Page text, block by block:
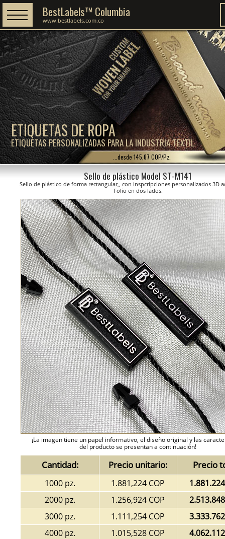
ETIQUETAS DE ROPA
ETIQUETAS PERSONALIZADAS PARA LA INDUSTRIA TEXTIL
BestLabels™ Columbia
www.bestlabels.com.co
...desde 145,67 COP/Pz.
Sello de plástico Model ST-M141
Sello de plástico de forma rectangular,, con inspcripciones personalizados 3D
Folio en dos lados.
¡La imagen tiene un papel informativo, el diseño original y las
del producto se presentan a continuación!
Cantidad: Precio unitario: Precio
1000 pz. 1.881,224 COP
2000 pz.
1.256,924 COP
3000 pz.
1.111,254 COP
4000 pz.
1.015,528 COP